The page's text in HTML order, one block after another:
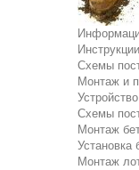
Инструкции
Схемы
Монтаж и
Схемы
Монтаж
Установка
Монтаж